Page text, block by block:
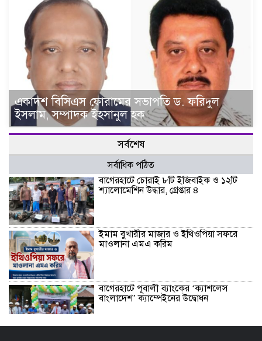
একাদশ বিসিএস ফোরামের সভাপতি ড. ফরিদুল
ইসলাম, সম্পাদক ইহসানুল হক
সর্বশেষ
সর্বাধিক পঠিত
বাগেরহাটে চোরাই ৮টি ইজিবাইক ও ১২টি
শ্যালোমেশিন উদ্ধার, গ্রেপ্তার ৪
ইমাম বুখারীর মাজার ও ইথিওপিয়া সফরে
মাওলানা এমএ করিম
বাগেরহাটে পূবালী ব্যাংকের ‘ক্যাশলেস
বাংলাদেশ’ ক্যাম্পেইনের উদ্বোধন